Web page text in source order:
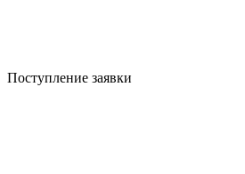
Поступление заявки